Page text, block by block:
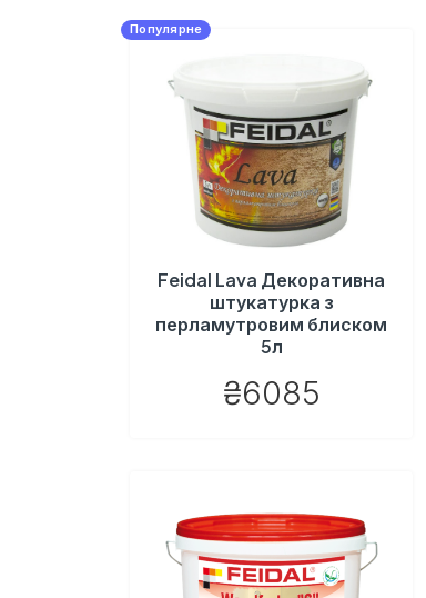
Популярне
Feidal Lava Декоративна
штукатурка з
перламутровим блиском
5л
₴6085